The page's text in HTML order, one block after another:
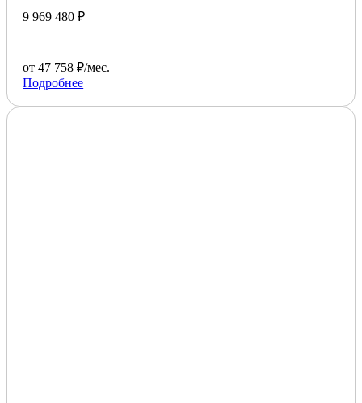
9 969 480 ₽
от 47 758 ₽/мес.
Подробнее